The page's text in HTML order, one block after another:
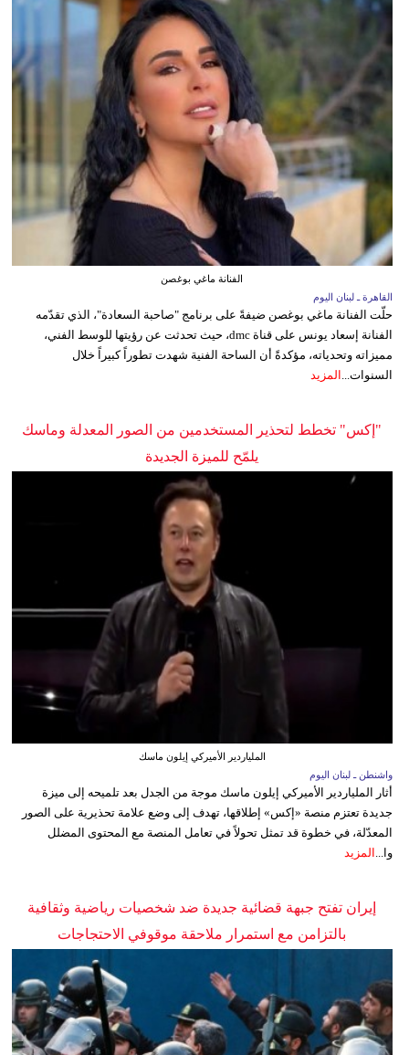
الفنانة ماغي بوغصن
القاهرة ـ لبنان اليوم
حلّت الفنانة ماغي بوغصن ضيفةً على برنامج "صاحبة السعادة"، الذي تقدّمه
الفنانة إسعاد يونس على قناة dmc، حيث تحدثت عن رؤيتها للوسط الفني،
مميزاته وتحدياته، مؤكدةً أن الساحة الفنية شهدت تطوراً كبيراً خلال
السنوات...
المزيد
"إكس" تخطط لتحذير المستخدمين من الصور المعدلة وماسك
يلمّح للميزة الجديدة
الملياردير الأميركي إيلون ماسك
واشنطن ـ لبنان اليوم
أثار الملياردير الأميركي إيلون ماسك موجة من الجدل بعد تلميحه إلى ميزة
جديدة تعتزم منصة «إكس» إطلاقها، تهدف إلى وضع علامة تحذيرية على الصور
المعدّلة، في خطوة قد تمثل تحولاً في تعامل المنصة مع المحتوى المضلل
وا... المزيد
إيران تفتح جبهة قضائية جديدة ضد شخصيات رياضية وثقافية
بالتزامن مع استمرار ملاحقة موقوفي الاحتجاجات